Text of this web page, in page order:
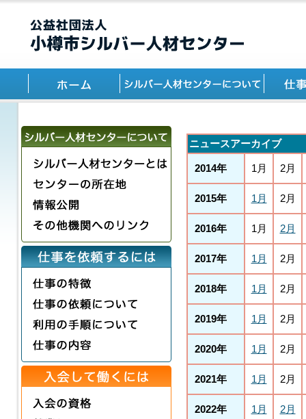
ニュースアーカイブ
2014年 1月 2月
2015年 1月 2月
2016年 1月 2月
2017年 1月 2月
2018年 1月 2月
2019年 1月 2月
2020年 1月 2月
2021年 1月 2月
2022年 1月 2月